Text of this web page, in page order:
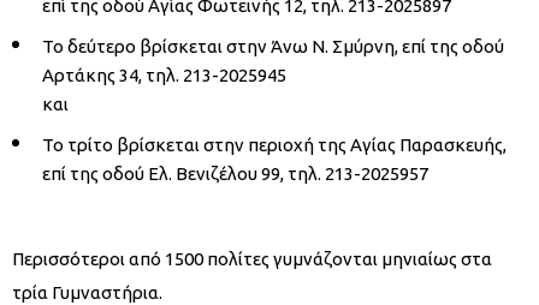
επί της οδού Αγίας Φωτεινής 12, τηλ. 213-2025897
Το δεύτερο βρίσκεται στην Άνω Ν. Σμύρνη, επί της οδού
Αρτάκης 34, τηλ. 213-2025945
και
Το τρίτο βρίσκεται στην περιοχή της Αγίας Παρασκευής,
επί της οδού Ελ. Βενιζέλου 99, τηλ. 213-2025957
Περισσότεροι από 1500 πολίτες γυμνάζονται μηνιαίως στα
τρία Γυμναστήρια.